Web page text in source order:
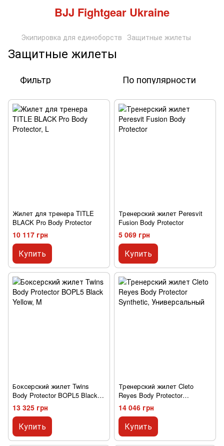
BJJ Fightgear Ukraine
Экипировка для единоборств Защитные жилеты
Защитные жилеты
Фильтр По популярности
Жилет для тренера TITLE
BLACK Pro Body Protector
10 117 грн
Купить
Тренерский жилет Peresvit
Fusion Body Protector
5 069 грн
Купить
Боксерский жилет Twins
Body Protector BOPL5 Black
Yellow
13 325 грн
Купить
Тренерский жилет Cleto
Reyes Body Protector
Synthetic
14 046 грн
Купить